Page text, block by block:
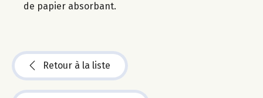
de papier absorbant.
Retour à la liste